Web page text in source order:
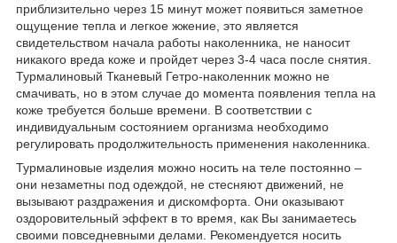
приблизительно через 15 минут может появиться заметное
ощущение тепла и легкое жжение, это является
свидетельством начала работы наколенника, не наносит
никакого вреда коже и пройдет через 3-4 часа после снятия.
Турмалиновый Тканевый Гетро-наколенник можно не
смачивать, но в этом случае до момента появления тепла на
коже требуется больше времени. В соответствии с
индивидуальным состоянием организма необходимо
регулировать продолжительность применения наколенника.
Турмалиновые изделия можно носить на теле постоянно –
они незаметны под одеждой, не стесняют движений, не
вызывают раздражения и дискомфорта. Они оказывают
оздоровительный эффект в то время, как Вы занимаетесь
своими повседневными делами. Рекомендуется носить